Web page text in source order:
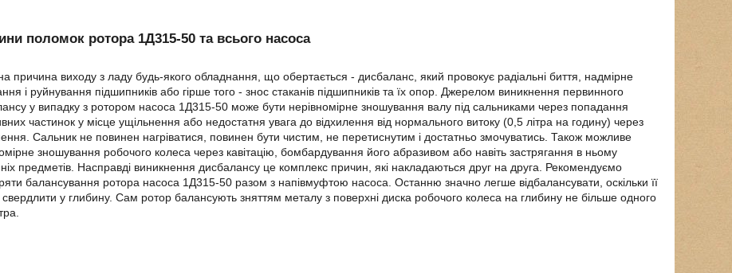
поломок ротора 1Д315-50 та всього насоса
причина виходу з ладу будь-якого обладнання, що обертається - дисбаланс, який провокує радіальні биття, надмірне
і руйнування підшипників або гірше того - знос стаканів підшипників та їх опор. Джерелом виникнення первинного
у випадку з ротором насоса 1Д315-50 може бути нерівномірне зношування валу під сальниками через попадання
частинок у місце ущільнення або недостатня увага до відхилення від нормального витоку (0,5 літра на годину) через
Сальник не повинен нагріватися, повинен бути чистим, не перетиснутим і достатньо змочуватись. Також можливе
зношування робочого колеса через кавітацію, бомбардування його абразивом або навіть застрягання в ньому
предметів. Насправді виникнення дисбалансу це комплекс причин, які накладаються друг на друга. Рекомендуємо
балансування ротора насоса 1Д315-50 разом з напівмуфтою насоса. Останню значно легше відбалансувати, оскільки її
у глибину. Сам ротор балансують зняттям металу з поверхні диска робочого колеса на глибину не більше одного